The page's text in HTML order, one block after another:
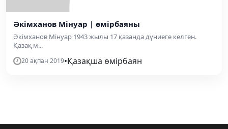
Әкімханов Мінуар | өмірбаяны
Әкімханов Мінуар 1943 жылы 17 қазанда дүниеге келген.
Қазақ м...
20 ақпан 2019•Қазақша өмірбаян